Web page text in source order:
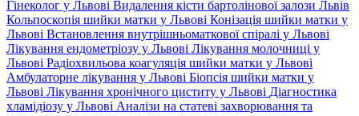
Гінеколог у Львові Видалення кісти бартолінової залози Львів
Кольпоскопія шийки матки у Львові Конізація шийки матки у
Львові Встановлення внутрішньоматкової спіралі у Львові
Лікування ендометріозу у Львові Лікування молочниці у
Львові Радіохвильова коагуляція шийки матки у Львові
Амбулаторне лікування у Львові Біопсія шийки матки у
Львові Лікування хронічного циститу у Львові Діагностика
хламідіозу у Львові Аналізи на статеві захворювання та